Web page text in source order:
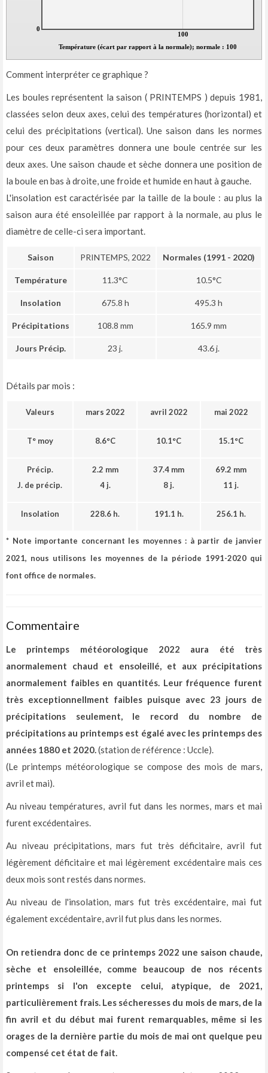
100
0
Température (écart par rapport à la normale); normale : 100
Comment interpréter ce graphique ?
Les boules représentent la saison ( PRINTEMPS ) depuis 1981,
classées selon deux axes, celui des températures (horizontal) et
celui des précipitations (vertical). Une saison dans les normes
pour ces deux paramètres donnera une boule centrée sur les
deux axes. Une saison chaude et sèche donnera une position de
la boule en bas à droite, une froide et humide en haut à gauche.
L'insolation est caractérisée par la taille de la boule : au plus la
saison aura été ensoleillée par rapport à la normale, au plus le
diamètre de celle-ci sera important.
Saison PRINTEMPS, 2022 Normales (1991 - 2020)
Température 11.3°C 10.5°C
Insolation 675.8 h 495.3 h
Précipitations 108.8 mm 165.9 mm
Jours Précip. 23 j. 43.6 j.
Détails par mois :
Valeurs mars 2022 avril 2022 mai 2022
T° moy 8.6°C 10.1°C 15.1°C
Précip.
J. de précip.
2.2 mm
4 j.
37.4 mm
8 j.
69.2 mm
11 j.
Insolation 228.6 h. 191.1 h. 256.1 h.
* Note importante concernant les moyennes : à partir de janvier
2021, nous utilisons les moyennes de la période 1991-2020qui
font office de normales.
Commentaire
Le printemps météorologique 2022 aura été très
anormalement chaud et ensoleillé, et aux précipitations
anormalement faibles en quantités. Leur fréquence furent
très exceptionnellment faibles puisque avec 23 jours de
précipitations seulement, le record du nombre de
précipitations au printemps est égalé avec les printemps des
années 1880 et 2020.(station de référence : Uccle).
(Le printemps météorologique se compose des mois de mars,
avril et mai).
Au niveau températures, avril fut dans les normes, mars et mai
furent excédentaires.
Au niveau précipitations, mars fut très déficitaire, avril fut
légèrement déficitaire et mai légèrement excédentaire mais ces
deux mois sont restés dans normes.
Au niveau de l'insolation, mars fut très excédentaire, mai fut
également excédentaire, avril fut plus dans les normes.
On retiendra donc de ce printemps 2022 une saison chaude,
sèche et ensoleillée, comme beaucoup de nos récents
printemps si l'on excepte celui, atypique, de 2021,
particulièrement frais. Les sécheresses du mois de mars, de la
fin avril et du début mai furent remarquables, même si les
orages de la dernière partie du mois de mai ont quelque peu
compensé cet état de fait.